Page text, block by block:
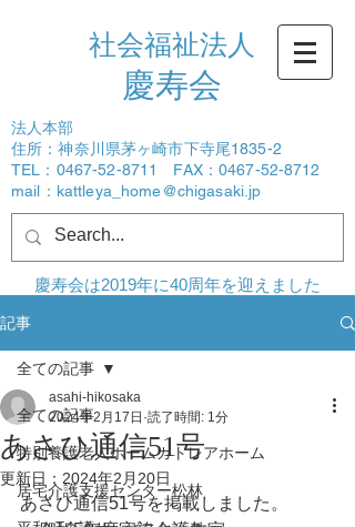
社会福祉法人
​慶寿会
法人本部
住所：神奈川県茅ヶ崎市下寺尾1835-2
TEL：0467-52-8711 FAX：0467-52-8712
mail： kattleya_home@chigasaki.jp
ログイン
慶寿会は2019年に40周年を迎えました
記事
全ての記事
特別養護老人ホームカトレアホーム
居宅介護支援センター松林
全ての記事
あさひ通信51号
asahi-hikosaka
2024年2月17日 読了時間: 1分
更新日： 2024年2月20日
あさひ通信51号を掲載しました。